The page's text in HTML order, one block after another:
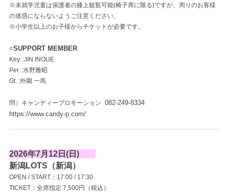
※未就学児童は保護者の膝上観覧可能(椅子席に限る)ですが、周りのお客様
の迷惑にならないようご注意ください。
※小学生以上のお子様からチケットが必要です。
○SUPPORT MEMBER
Key. :JIN INOUE
Per. :水野雅昭
Gt. :外園 一馬
問）キャンディープロモーション 082-249-8334
https://www.candy-p.com/
2026年7月12日(日)
新潟LOTS（新潟）
OPEN / START：17:00 / 17:30
TICKET：全席指定 7,500円（税込）